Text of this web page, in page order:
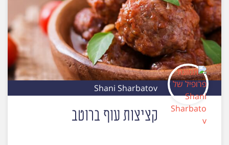
Shani Sharbatov
קציצות עוף ברוטב